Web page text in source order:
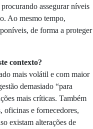
assegurar níveis
Ao mesmo tempo,
de forma a proteger
contexto?
mais volátil e com maior
demasiado “para
mais críticas. Também
oficinas e fornecedores,
existam alterações de